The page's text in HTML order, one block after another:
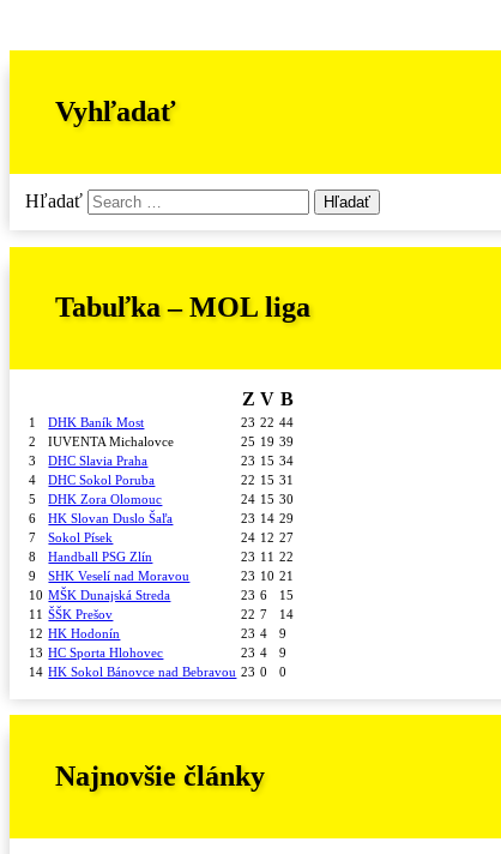
Vyhľadať
Hľadať
Tabuľka – MOL liga
Z V B
1 DHK Baník Most 23 22 44
2
IUVENTA Michalovce 25 19 39
3
DHC Slavia Praha 23 15 34
4
DHC Sokol Poruba 22 15 31
5
DHK Zora Olomouc 24 15 30
6
HK Slovan Duslo Šaľa 23 14 29
7
Sokol Písek 24 12 27
8
Handball PSG Zlín 23 11 22
9
SHK Veselí nad Moravou 23 10 21
10 MŠK Dunajská Streda 23 6
15
11 ŠŠK Prešov 22 7
14
12 HK Hodonín 23 4
9
13 HC Sporta Hlohovec 23 4
9
14 HK Sokol Bánovce nad Bebravou 23 0 0
Najnovšie články